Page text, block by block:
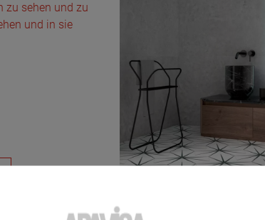
zu sehen und zu
und in sie